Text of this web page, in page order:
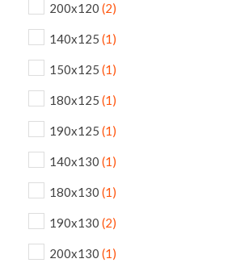
200x120 (2)
140x125 (1)
150x125 (1)
180x125 (1)
190x125 (1)
140x130 (1)
180x130 (1)
190x130 (2)
200x130 (1)